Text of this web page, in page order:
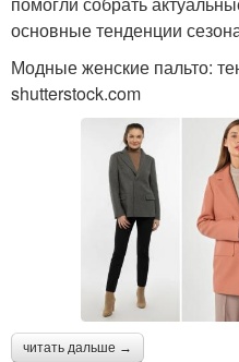
основные тенденции
Модные женские пальто:
shutterstock.com
читать дальше →